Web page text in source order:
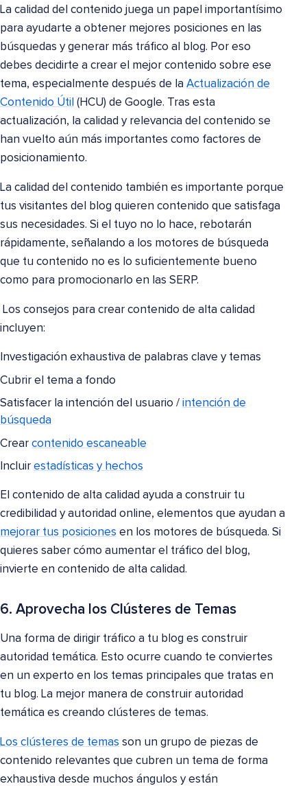
La calidad del contenido juega un papel importantísimo
para ayudarte a obtener mejores posiciones en las
búsquedas y generar más tráfico al blog. Por eso
debes decidirte a crear el mejor contenido sobre ese
tema, especialmente después de la Actualización de
Contenido Útil (HCU) de Google. Tras esta
actualización, la calidad y relevancia del contenido se
han vuelto aún más importantes como factores de
posicionamiento.
La calidad del contenido también es importante porque
tus visitantes del blog quieren contenido que satisfaga
sus necesidades. Si el tuyo no lo hace, rebotarán
rápidamente, señalando a los motores de búsqueda
que tu contenido no es lo suficientemente bueno
como para promocionarlo en las SERP.
Los consejos para crear contenido de alta calidad
incluyen:
Investigación exhaustiva de palabras clave y temas
Cubrir el tema a fondo
Satisfacer la intención del usuario / intención de
búsqueda
Crear contenido escaneable
Incluir estadísticas y hechos
El contenido de alta calidad ayuda a construir tu
credibilidad y autoridad online, elementos que ayudan a
mejorar tus posiciones en los motores de búsqueda. Si
quieres saber cómo aumentar el tráfico del blog,
invierte en contenido de alta calidad.
6. Aprovecha los Clústeres de Temas
Una forma de dirigir tráfico a tu blog es construir
autoridad temática. Esto ocurre cuando te conviertes
en un experto en los temas principales que tratas en
tu blog. La mejor manera de construir autoridad
temática es creando clústeres de temas.
Los clústeres de temas son un grupo de piezas de
contenido relevantes que cubren un tema de forma
exhaustiva desde muchos ángulos y están